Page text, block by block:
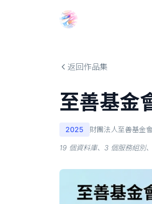
返回作品集
至善基金
2025 財團法人至善基金會
19 個資料庫、3 個服務組別